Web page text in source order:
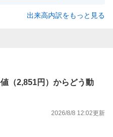
出来高内訳をもっと見る
（2,851円）からどう動
2026/8/8 12:02更新